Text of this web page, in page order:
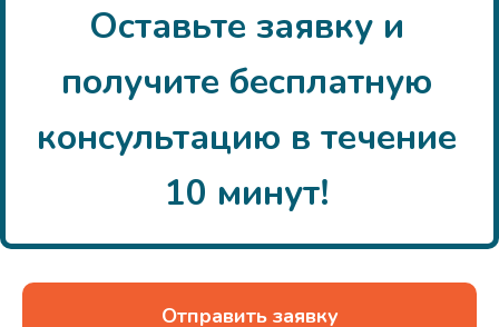
Оставьте заявку и
получите бесплатную
консультацию в течение
10 минут!
Отправить заявку